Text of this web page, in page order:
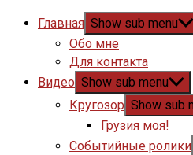
Главная Show sub menu
Обо мне
Для контакта
Видео Show sub menu
Кругозор Show sub
Грузия моя!
Событийные ролики